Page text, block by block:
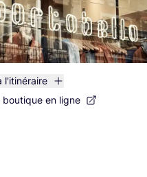
l'itinéraire
boutique en ligne